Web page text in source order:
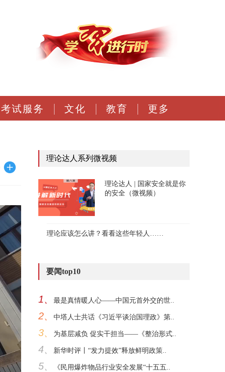
考试服务 文化 教育 更多
理论达人系列微视频
理论达人 | 国家安全就是你
的安全（微视频）
理论应该怎么讲？看看这些年轻人……
要闻top10
1、 最是真情暖人心——中国元首外交的世..
2、 中塔人士共话《习近平谈治国理政》第..
3、 为基层减负 促实干担当——《整治形式..
4、 新华时评丨“发力提效”释放鲜明政策..
5、 《民用爆炸物品行业安全发展“十五五..